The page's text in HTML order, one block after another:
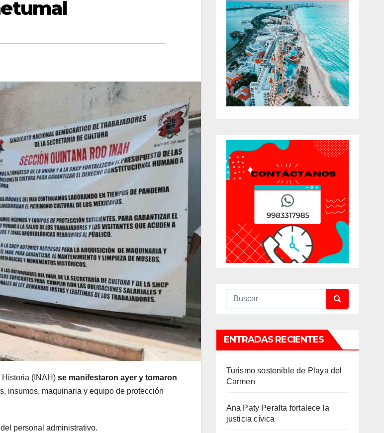
(INAH) se manifestaron ayer y tomaron
insumos, maquinaria y equipo de protección
personal administrativo.
ENTRADAS RECIENTES
Turismo sostenible de Playa del
Carmen
Ana Paty Peralta fortalece la
justicia cívica